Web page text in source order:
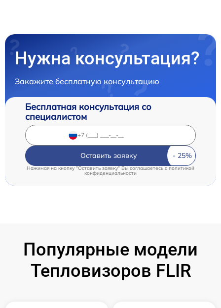
Нужна консультация?
Закажите бесплатную консультацию
Бесплатная консультация со
специалистом
Оставить заявку
Нажимая на кнопку "Оставить заявку" Вы соглашаетесь cполитикой
конфиденциальности
Популярные модели
Тепловизоров FLIR